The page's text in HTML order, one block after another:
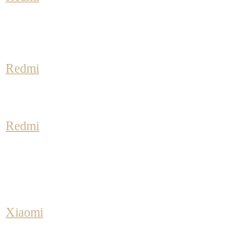
Redmi
Redmi
Xiaomi